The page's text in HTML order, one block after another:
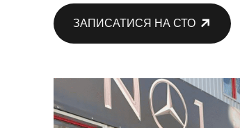
ЗАПИСАТИСЯ НА СТО